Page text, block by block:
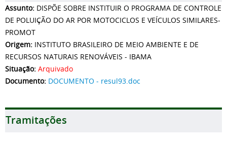
Assunto: DISPÕE SOBRE INSTITUIR O PROGRAMA DE CONTROLE
DE POLUIÇÃO DO AR POR MOTOCICLOS E VEÍCULOS SIMILARES-
PROMOT
Origem: INSTITUTO BRASILEIRO DE MEIO AMBIENTE E DE
RECURSOS NATURAIS RENOVÁVEIS - IBAMA
Situação: Arquivado
Documento: DOCUMENTO - resul93.doc
Tramitações